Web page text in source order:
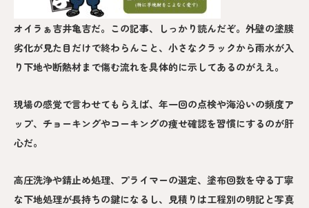
オイラぁ吉井亀吉だ。この記事、しっかり読んだぞ。外壁の塗膜
劣化が見た目だけで終わらんこと、小さなクラックから雨水が入
り下地や断熱材まで傷む流れを具体的に示してあるのがええ。
現場の感覚で言わせてもらえば、年一回の点検や海沿いの頻度ア
ップ、チョーキングやコーキングの痩せ確認を習慣にするのが肝
心だ。
高圧洗浄や錆止め処理、プライマーの選定、塗布回数を守る丁寧
な下地処理が長持ちの鍵になるし、見積りは工程別の明記と写真